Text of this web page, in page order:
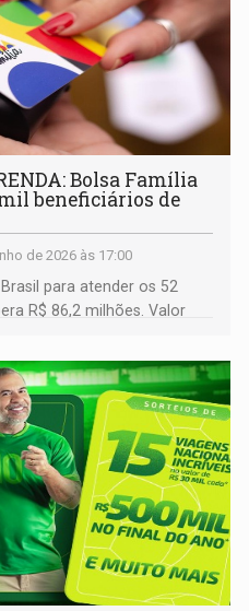
Bolsa Família
beneficiários de
de 2026 às 17:00
para atender os 52
R$ 86,2 milhões. Valor